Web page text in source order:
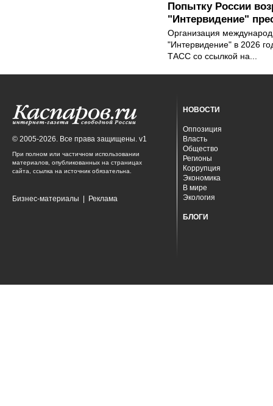
Попытку России
"Интервидение"
Организация
"Интервидение" в 2026
ТАСС со ссылкой на...
© 2005-2026. Все права защищены. v1
При полном или частичном использовании
материалов, опубликованных на страницах
сайта, ссылка на источник обязательна.
Бизнес-материалы Реклама
НОВОСТИ
Оппозиция
Власть
Общество
Регионы
Коррупция
Экономика
В мире
Экология
БЛОГИ